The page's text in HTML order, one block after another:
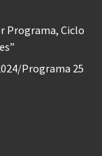
Programa, Ciclo
Programa 25